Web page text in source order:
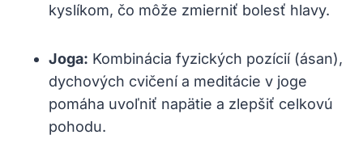
kyslíkom, čo môže zmierniť bolesť hlavy.
Joga: Kombinácia fyzických pozícií (ásan),
dychových cvičení a meditácie v joge
pomáha uvoľniť napätie a zlepšiť celkovú
pohodu.